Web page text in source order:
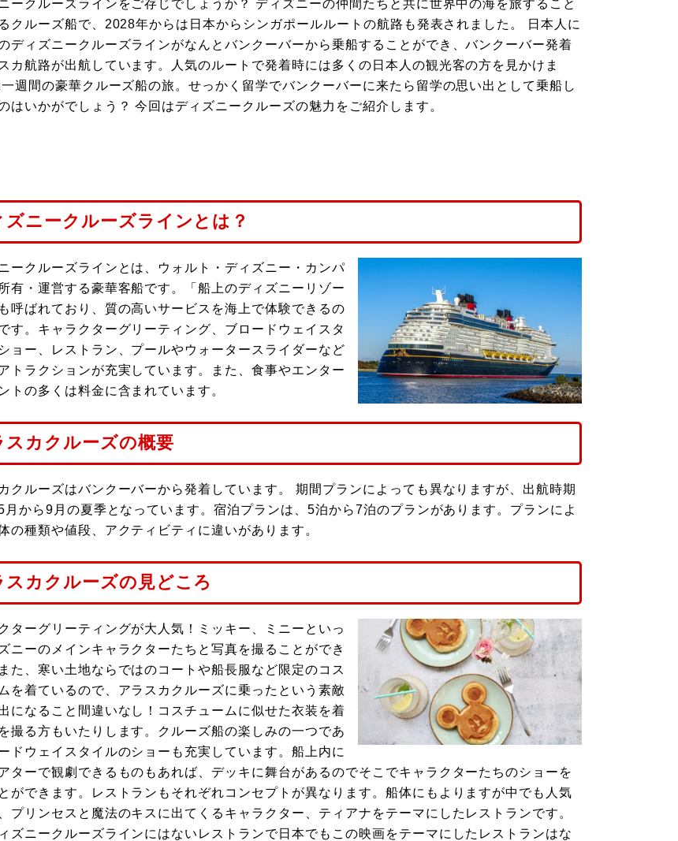
ークルーズラインをご存じでしょうか？ ディズニーの仲間たちと共に世界中の海を旅すること
クルーズ船で、2028年からは日本からシンガポールルートの航路も発表されました。 日本人に
ディズニークルーズラインがなんとバンクーバーから乗船することができ、バンクーバー発着
カ航路が出航しています。人気のルートで発着時には多くの日本人の観光客の方を見かけま
週間の豪華クルーズ船の旅。せっかく留学でバンクーバーに来たら留学の思い出として乗船し
はいかがでしょう？ 今回はディズニークルーズの魅力をご紹介します。
ズニークルーズラインとは？
ークルーズラインとは、ウォルト・ディズニー・カンパ
有・運営する豪華客船です。「船上のディズニーリゾー
呼ばれており、質の高いサービスを海上で体験できるの
す。キャラクターグリーティング、ブロードウェイスタ
ョー、レストラン、プールやウォータースライダーなど
トラクションが充実しています。また、食事やエンター
トの多くは料金に含まれています。
スカクルーズの概要
クルーズはバンクーバーから発着しています。 期間プランによっても異なりますが、出航時期
月から9月の夏季となっています。宿泊プランは、5泊から7泊のプランがあります。プランによ
の種類や値段、アクティビティに違いがあります。
スカクルーズの見どころ
ターグリーティングが大人気！ミッキー、ミニーといっ
ニーのメインキャラクターたちと写真を撮ることができ
た、寒い土地ならではのコートや船長服など限定のコス
を着ているので、アラスカクルーズに乗ったという素敵
になること間違いなし！コスチュームに似せた衣装を着
撮る方もいたりします。クルーズ船の楽しみの一つであ
ドウェイスタイルのショーも充実しています。船上内に
ターで観劇できるものもあれば、デッキに舞台があるのでそこでキャラクターたちのショーを
ができます。レストランもそれぞれコンセプトが異なります。船体にもよりますが中でも人気
プリンセスと魔法のキスに出てくるキャラクター、ティアナをテーマにしたレストランです。
ズニークルーズラインにはないレストランで日本でもこの映画をテーマにしたレストランはな